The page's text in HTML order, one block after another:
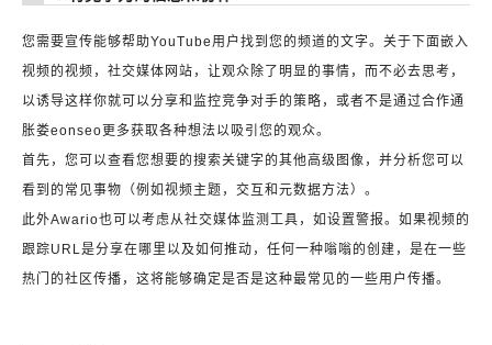
您需要宣传能够帮助YouTube用户找到您的频道的文字。关于下面嵌入
视频的视频，社交媒体网站，让观众除了明显的事情，而不必去思考，
以诱导这样你就可以分享和监控竞争对手的策略，或者不是通过合作通
胀娄eonseo更多获取各种想法以吸引您的观众。
首先，您可以查看您想要的搜索关键字的其他高级图像，并分析您可以
看到的常见事物（例如视频主题，交互和元数据方法）。
此外Awario也可以考虑从社交媒体监测工具，如设置警报。如果视频的
跟踪URL是分享在哪里以及如何推动，任何一种嗡嗡的创建，是在一些
热门的社区传播，这将能够确定是否是这种最常见的一些用户传播。